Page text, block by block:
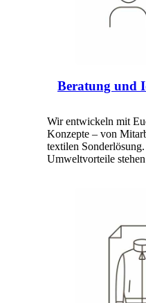
Beratung und
Wir entwickeln mit
Konzepte – von
textilen
Umweltvorteile